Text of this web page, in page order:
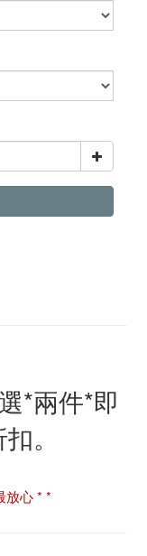
*兩件*即
。
放心 * *